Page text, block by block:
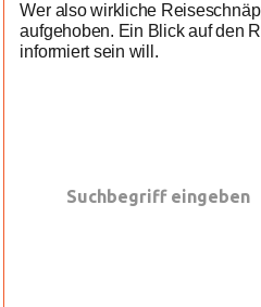
Wer also wirkliche
aufgehoben. Ein Blick auf den
informiert sein will.